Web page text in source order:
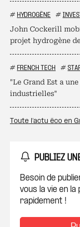
# HYDROGÈNE #
John Cockerill
projet hydrogène
# FRENCH TECH #
"Le Grand Est a
industrielles"
Toute l’actu éco en
PUBLIEZ
Besoin de
vous la vie en
rapidement !